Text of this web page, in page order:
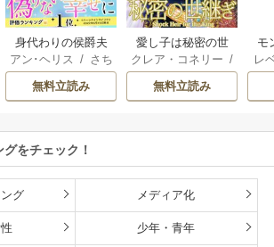
身代わりの侯爵夫
人
アン･ヘリス / さち
みりほ
無料立読み
愛し子は秘密の世
継ぎ
クレア・コネリー /
津寺里可子
無料立読み
モ
結
レ
をチェック！
グ メディア化
少年・青年